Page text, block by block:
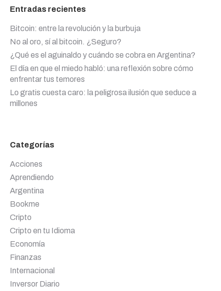
Entradas recientes
Bitcoin: entre la revolución y la burbuja
No al oro, sí al bitcoin. ¿Seguro?
¿Qué es el aguinaldo y cuándo se cobra en Argentina?
El día en que el miedo habló: una reflexión sobre cómo
enfrentar tus temores
Lo gratis cuesta caro: la peligrosa ilusión que seduce a
millones
Categorías
Acciones
Aprendiendo
Argentina
Bookme
Cripto
Cripto en tu Idioma
Economía
Finanzas
Internacional
Inversor Diario